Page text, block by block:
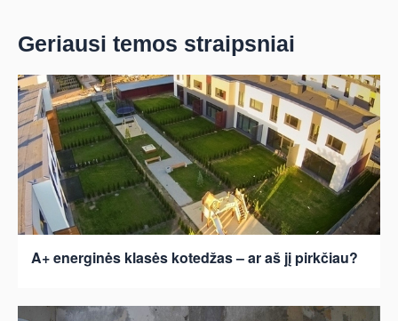
Geriausi temos straipsniai
A+ energinės klasės kotedžas – ar aš jį pirkčiau?